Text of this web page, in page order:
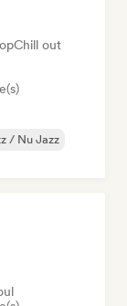
Chill out
/ Nu Jazz